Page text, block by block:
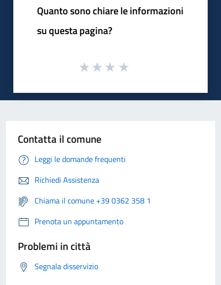
Quanto sono chiare le informazioni
su questa pagina?
Contatta il comune
Leggi le domande frequenti
Richiedi Assistenza
Chiama il comune +39 0362 358 1
Prenota un appuntamento
Problemi in città
Segnala disservizio